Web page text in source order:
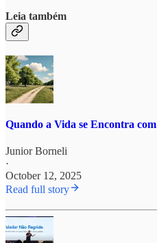
Leia também
Quando a Vida se Encontra
Junior Borneli
·
October 12, 2025
Read full story